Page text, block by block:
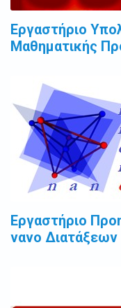
Εργαστήριο
Μαθηματικής
Εργαστήριο
νανο Διατάξεων